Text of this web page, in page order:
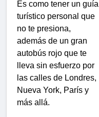
Es como tener un guía
turístico personal que
no te presiona,
además de un gran
autobús rojo que te
lleva sin esfuerzo por
las calles de Londres,
Nueva York, París y
más allá.